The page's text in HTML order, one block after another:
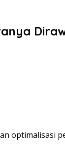
optimalisasi